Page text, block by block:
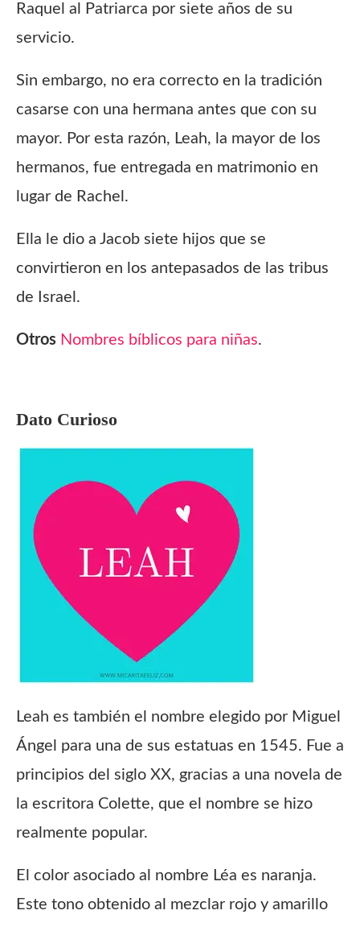
Raquel al Patriarca por siete años de su
servicio.
Sin embargo, no era correcto en la tradición
casarse con una hermana antes que con su
mayor. Por esta razón, Leah, la mayor de los
hermanos, fue entregada en matrimonio en
lugar de Rachel.
Ella le dio a Jacob siete hijos que se
convirtieron en los antepasados de las tribus
de Israel.
Otros Nombres bíblicos para niñas.
Dato Curioso
Leah es también el nombre elegido por Miguel
Ángel para una de sus estatuas en 1545. Fue a
principios del siglo XX, gracias a una novela de
la escritora Colette, que el nombre se hizo
realmente popular.
El color asociado al nombre Léa es naranja.
Este tono obtenido al mezclar rojo y amarillo